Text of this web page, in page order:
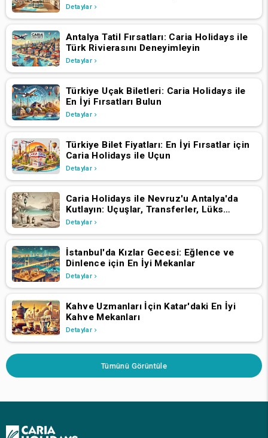
Detaylar
Antalya Tatil Fırsatları: Caria Holidays ile
Türk Rivierasını Deneyimleyin
Detaylar
Türkiye Uçak Biletleri: Caria Holidays ile
En İyi Fırsatları Bulun
Detaylar
Türkiye Bilet Fiyatları: En İyi Fırsatlar için
Caria Holidays ile Uçun
Detaylar
Caria Holidays ile Nevruz'u Antalya'da
Kutlayın: Uçuşlar, Transferler, Lüks
Oteller ve Yıldızlarla Dolu Konserler
Detaylar
İstanbul'da Kızlar Gecesi: Eğlence ve
Dinlence için En İyi Mekanlar
Detaylar
Kahve Uzmanları İçin Katar'daki En İyi
Kahve Mekanları
Detaylar
Tümünü Görüntüle